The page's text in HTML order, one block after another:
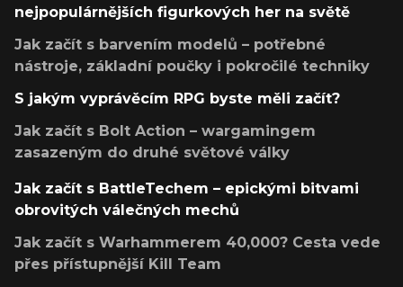
nejpopulárnějších figurkových her na světě
Jak začít s barvením modelů – potřebné
nástroje, základní poučky i pokročilé techniky
S jakým vyprávěcím RPG byste měli začít?
Jak začít s Bolt Action – wargamingem
zasazeným do druhé světové války
Jak začít s BattleTechem – epickými bitvami
obrovitých válečných mechů
Jak začít s Warhammerem 40,000? Cesta vede
přes přístupnější Kill Team